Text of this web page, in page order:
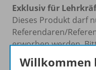
Exklusiv für
Dieses Produkt darf
Referendaren/
erworben werden.
Benutzerkonto an
Willkommen